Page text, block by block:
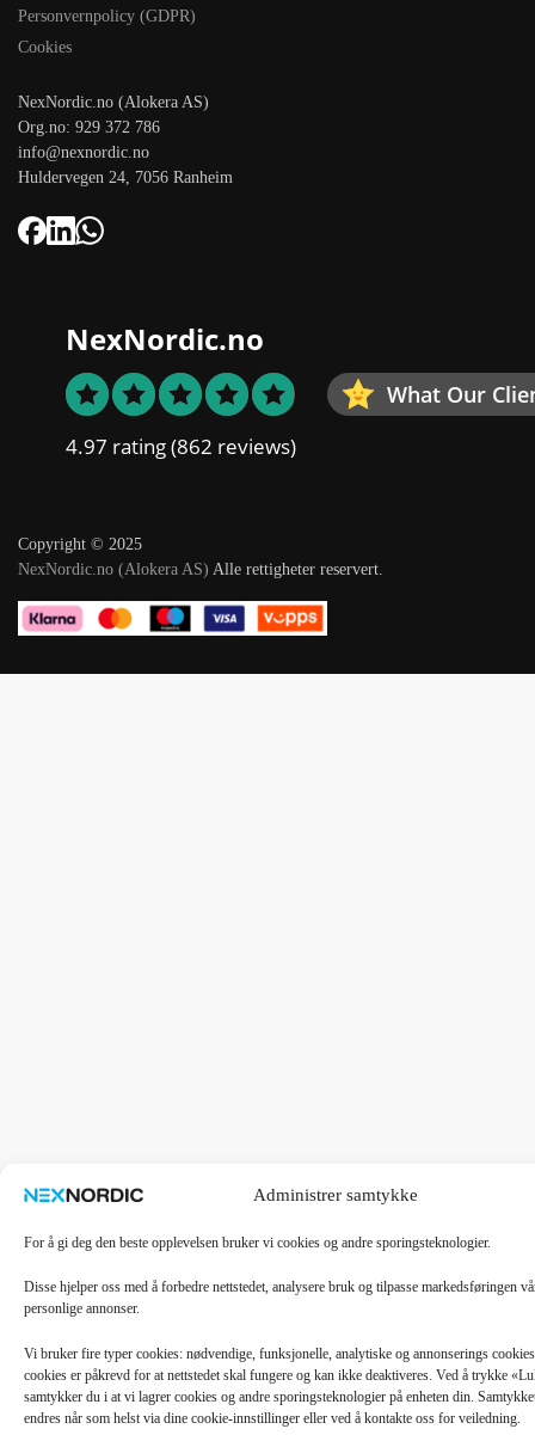
Administrer samtykke
For å gi deg den beste opplevelsen bruker vi cookies og andre sporingsteknologier.
Disse hjelper oss med å forbedre nettstedet, analysere bruk og tilpasse markedsføringen
personlige annonser.
Vi bruker fire typer cookies: nødvendige, funksjonelle, analytiske og annonserings
cookies er påkrevd for at nettstedet skal fungere og kan ikke deaktiveres. Ved å trykke
samtykker du i at vi lagrer cookies og andre sporingsteknologier på enheten din.
endres når som helst via dine cookie-innstillinger eller ved å kontakte oss for veiledning.
Personvernpolicy (GDPR)
Cookies
NexNordic.no (Alokera AS)
Org.no: 929 372 786
info@nexnordic.no
Huldervegen 24, 7056 Ranheim
NexNordic.no
What Our
4.97 rating(862 reviews)
Copyright © 2025
NexNordic.no (Alokera AS) Alle rettigheter reservert.